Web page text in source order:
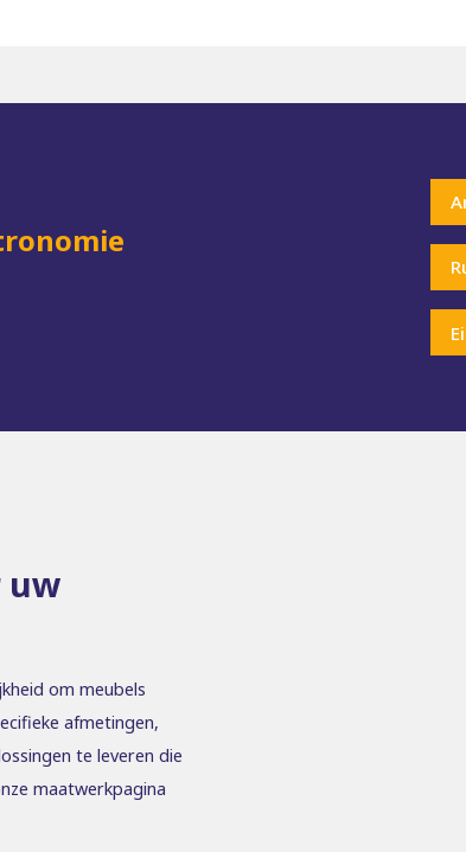
uw
om meubels
afmetingen,
te leveren die
maatwerkpagina